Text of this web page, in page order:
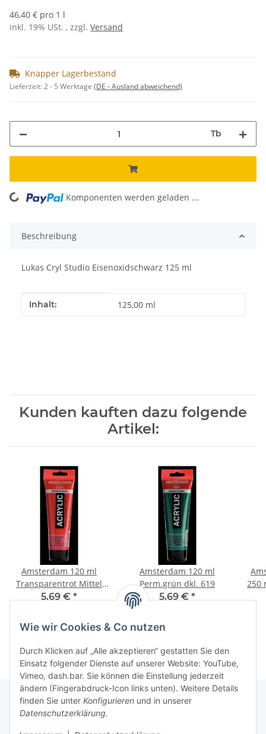
Wie wir Cookies & Co nutzen
Durch Klicken auf „Alle akzeptieren“ gestatten Sie den
Einsatz folgender Dienste auf unserer Website: YouTube,
Vimeo, dash.bar. Sie können die Einstellung jederzeit
ändern (Fingerabdruck-Icon links unten). Weitere Details
finden Sie unter Konfigurieren und in unserer
Datenschutzerklärung.
46,40 € pro 1 l
inkl. 19% USt. , zzgl. Versand
Knapper Lagerbestand
Lieferzeit:2 - 5 Werktage (DE - Ausland abweichend)
Tb
Loading... Komponenten werden geladen ...
Beschreibung
Lukas Cryl Studio Eisenoxidschwarz 125 ml
Produkteigenschaft
Wert
Inhalt: 125,00 ml
Kunden kauften dazu folgende
Artikel:
Amsterdam 120 ml
Transparentrot Mittel
317
5,69 € *
Amsterdam 120 ml
Perm.grün dkl. 619
5,69 € *
250